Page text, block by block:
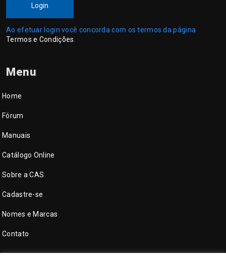
Login
Ao efetuar login você concorda com os termos da página
Termos e Condições
Menu
Home
Fórum
Manuais
Catálogo Online
Sobre a CAS
Cadastre-se
Nomes e Marcas
Contato